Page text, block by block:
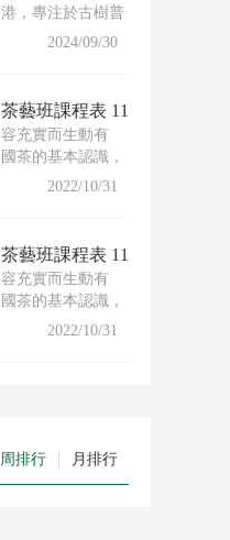
，專注於古樹普
推廣。創始人希
2024/09/30
藝班課程表 11
充實而生動有
茶的基本認識，
具及沖泡技巧，
2022/10/31
藝班課程表 11
充實而生動有
茶的基本認識，
具及沖泡技巧，
2022/10/31
周排行 月排行